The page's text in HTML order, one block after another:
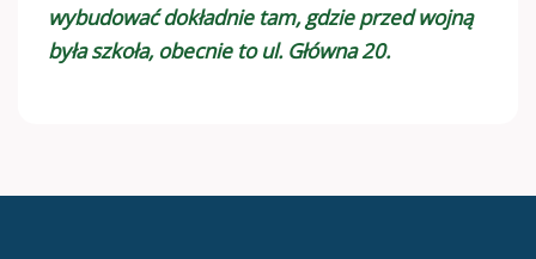
wybudować dokładnie tam, gdzie przed wojną
była szkoła, obecnie to ul. Główna 20.